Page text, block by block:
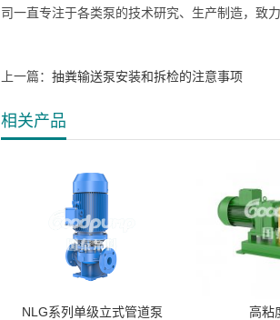
司一直专注于各类泵的技术研究、生产制造，致
上一篇： 抽粪输送泵安装和拆检的注意事项
相关产品
NLG系列单级立式管道泵 高粘